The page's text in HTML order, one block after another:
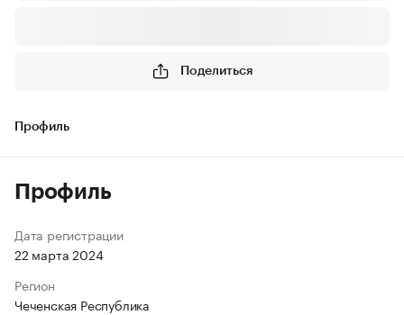
Поделиться
Профиль
Профиль
Дата регистрации
22 марта 2024
Регион
Чеченская Республика